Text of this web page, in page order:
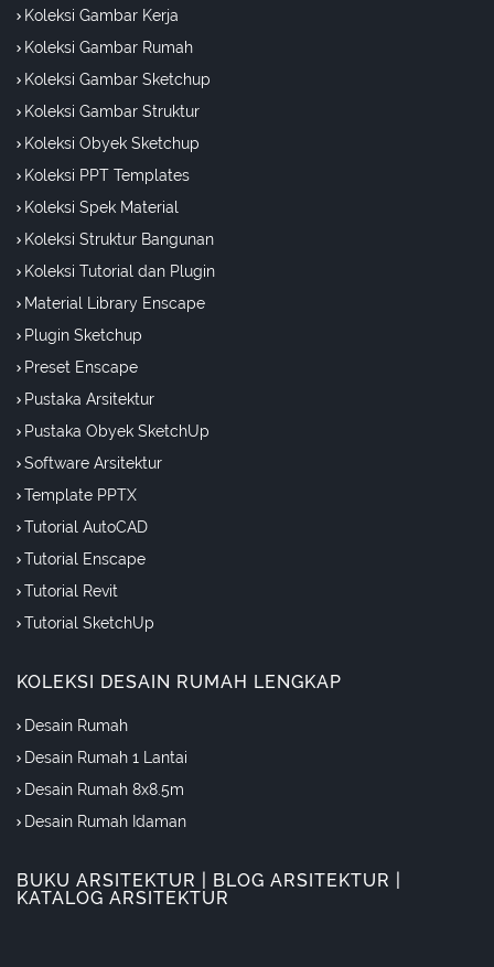
Koleksi Gambar Kerja
Koleksi Gambar Rumah
Koleksi Gambar Sketchup
Koleksi Gambar Struktur
Koleksi Obyek Sketchup
Koleksi PPT Templates
Koleksi Spek Material
Koleksi Struktur Bangunan
Koleksi Tutorial dan Plugin
Material Library Enscape
Plugin Sketchup
Preset Enscape
Pustaka Arsitektur
Pustaka Obyek SketchUp
Software Arsitektur
Template PPTX
Tutorial AutoCAD
Tutorial Enscape
Tutorial Revit
Tutorial SketchUp
KOLEKSI DESAIN RUMAH LENGKAP
Desain Rumah
Desain Rumah 1 Lantai
Desain Rumah 8x8.5m
Desain Rumah Idaman
BUKU ARSITEKTUR | BLOG ARSITEKTUR |
KATALOG ARSITEKTUR